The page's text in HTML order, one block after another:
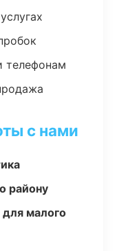
телефонам
с нами
району
малого